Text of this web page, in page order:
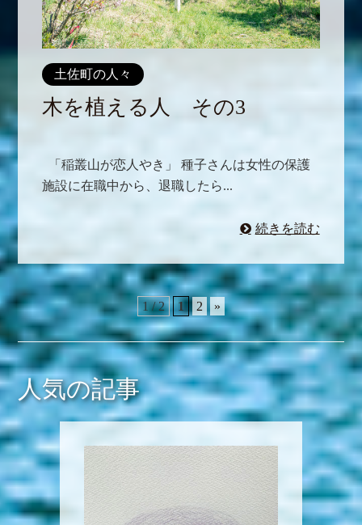
土佐町の人々
木を植える人 その3
「稲叢山が恋人やき」 種子さんは女性の保護
施設に在職中から、退職したら...
続きを読む
1 / 2 1 2 »
人気の記事